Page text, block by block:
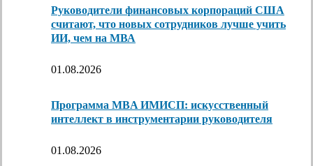
Руководители финансовых корпораций США
считают, что новых сотрудников лучше учить
ИИ, чем на МВА
01.08.2026
Программа MBA ИМИСП: искусственный
интеллект в инструментарии руководителя
01.08.2026